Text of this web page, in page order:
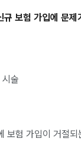
보험 가입에 문제
술
보험 가입이 거절되